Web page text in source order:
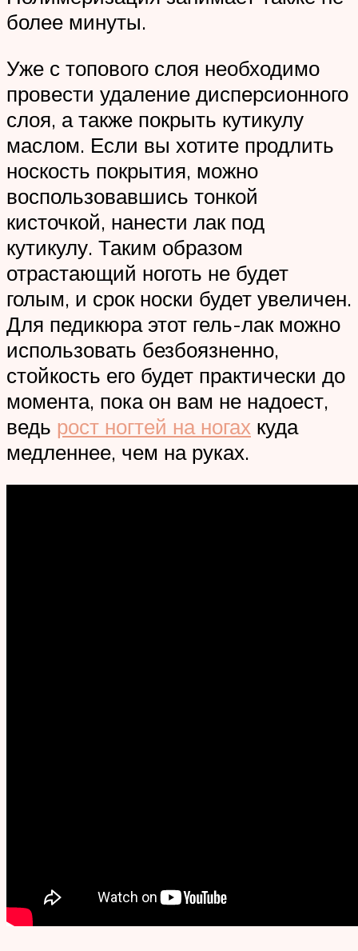
более минуты.
Уже с топового слоя необходимо
провести удаление дисперсионного
слоя, а также покрыть кутикулу
маслом. Если вы хотите продлить
носкость покрытия, можно
воспользовавшись тонкой
кисточкой, нанести лак под
кутикулу. Таким образом
отрастающий ноготь не будет
голым, и срок носки будет увеличен.
Для педикюра этот гель-лак можно
использовать безбоязненно,
стойкость его будет практически до
момента, пока он вам не надоест,
ведь рост ногтей на ногах куда
медленнее, чем на руках.